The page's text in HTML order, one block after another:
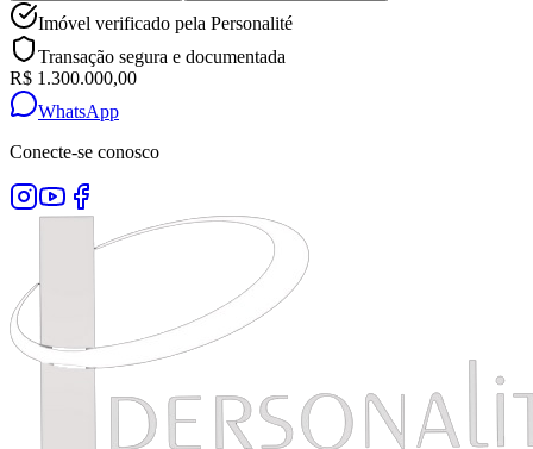
Imóvel verificado pela Personalité
Transação segura e documentada
R$ 1.300.000,00
WhatsApp
Conecte-se conosco